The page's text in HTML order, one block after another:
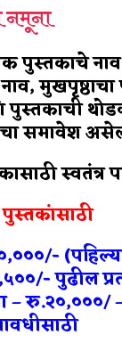
पुस्तकाचे
मुखपृष्ठाचा
समावेश
पुढील
– रु.२०,०००/